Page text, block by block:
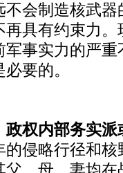
会制造核武
具有约束力
事实力的严
要的。
权内部务实
的侵略行径和